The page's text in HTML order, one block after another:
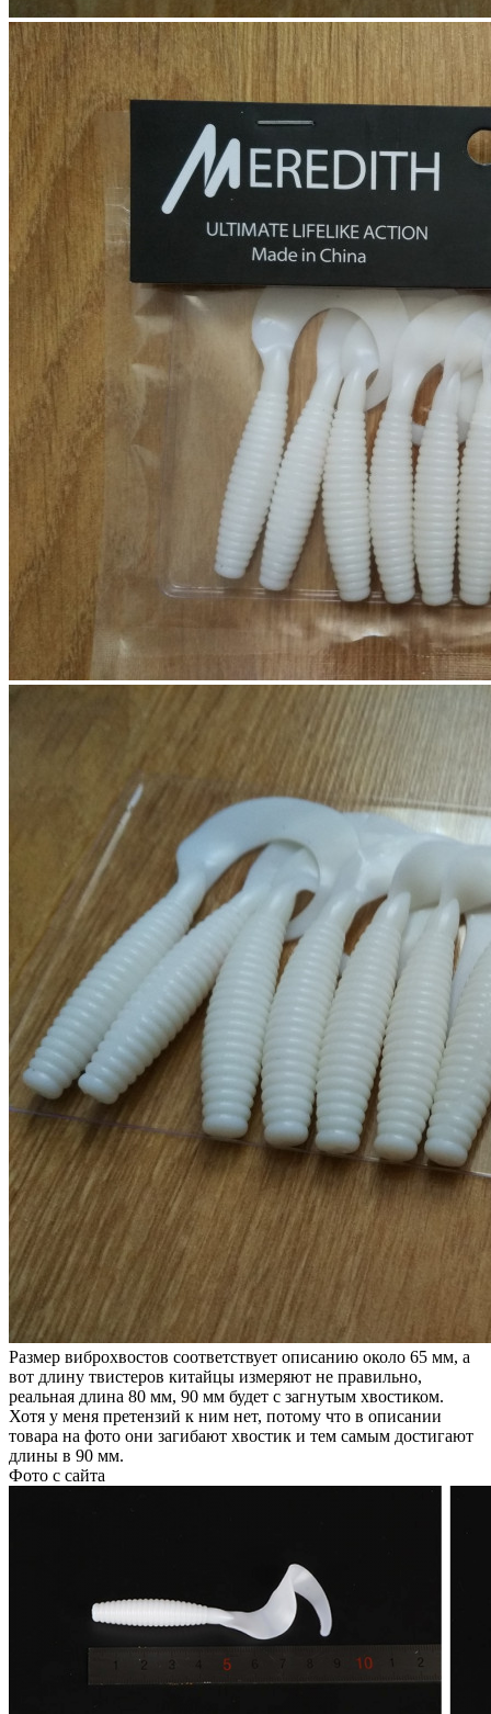
Размер виброхвостов соответствует описанию около 65 мм, а
вот длину твистеров китайцы измеряют не правильно,
реальная длина 80 мм, 90 мм будет с загнутым хвостиком.
Хотя у меня претензий к ним нет, потому что в описании
товара на фото они загибают хвостик и тем самым достигают
длины в 90 мм.
Фото с сайта